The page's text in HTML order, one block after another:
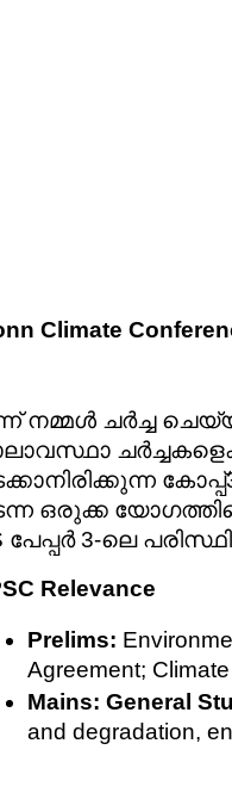
Climate
നമ്മൾ ചർച്ച
ഒരുക്ക
പേപ്പർ 3-ലെ
Relevance
Prelims:
Agreement;
Mains: General
and degradation,